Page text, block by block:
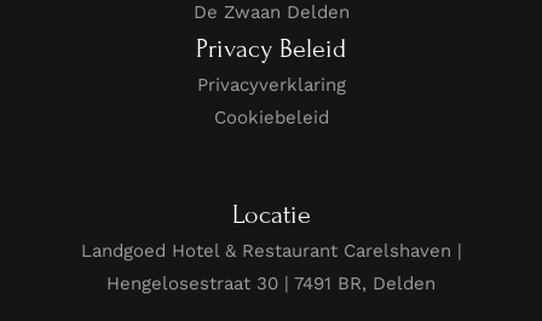
De Zwaan Delden
Privacy Beleid
Privacyverklaring
Cookiebeleid
Locatie
Landgoed Hotel & Restaurant Carelshaven |
Hengelosestraat 30 | 7491 BR, Delden